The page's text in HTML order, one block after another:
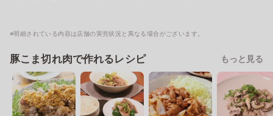
※明細されている内容は店舗の実売状況と異なる場合がございます。
豚こま切れ肉で作れるレシピ もっと見る